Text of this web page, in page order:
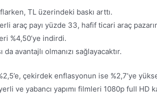
TL üzerindeki baskı arttı.
araç payı yüzde 33, hafif ticari araç
%4,50’ye indirdi.
avantajlı olmanızı sağlayacaktır.
çekirdek enflasyonun ise %2,7’ye
ve yabancı yapımı filmleri 1080p full